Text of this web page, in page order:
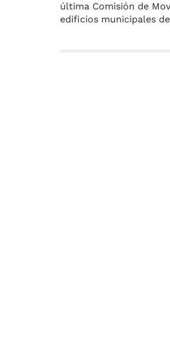
última Comisión de
edificios municipales